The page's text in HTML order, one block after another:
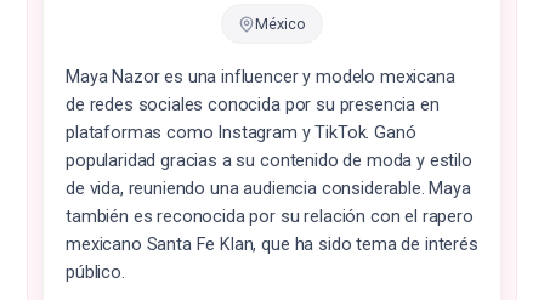
México
Maya Nazor es una influencer y modelo mexicana
de redes sociales conocida por su presencia en
plataformas como Instagram y TikTok. Ganó
popularidad gracias a su contenido de moda y estilo
de vida, reuniendo una audiencia considerable. Maya
también es reconocida por su relación con el rapero
mexicano Santa Fe Klan, que ha sido tema de interés
público.